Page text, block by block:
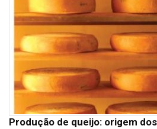
Produção de queijo: origem